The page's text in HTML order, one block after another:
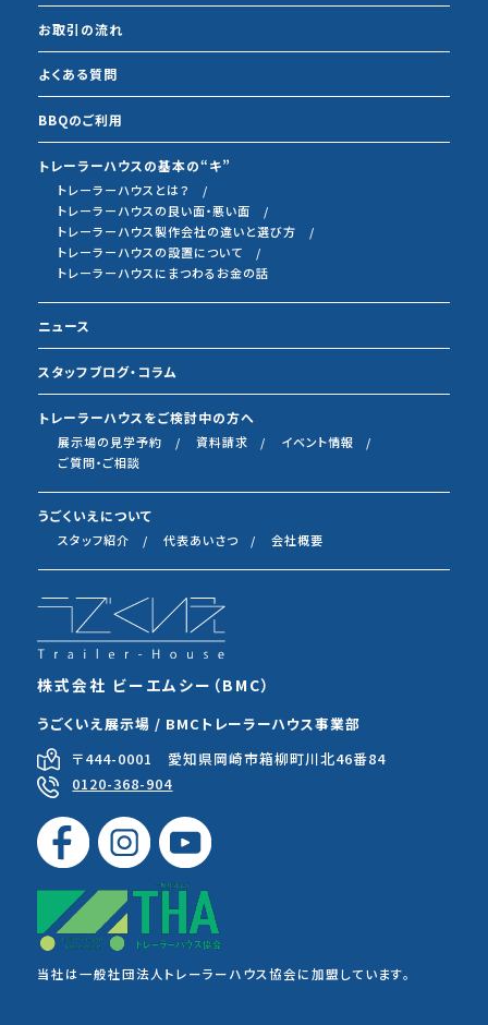
株式会社 ビーエムシー（BMC）
うごくいえ展示場 / BMCトレーラーハウス事業部
〒444-0001 愛知県岡崎市箱柳町川北46番84
0120-368-904
当社は一般社団法人トレーラーハウス協会に加盟しています。
お取引の流れ
よくある質問
BBQのご利用
トレーラーハウスの基本の“キ”
トレーラーハウスとは？
トレーラーハウスの良い面・悪い面
トレーラーハウス製作会社の違いと選び方
トレーラーハウスの設置について
トレーラーハウスにまつわるお金の話
ニュース
スタッフブログ・コラム
トレーラーハウスをご検討中の方へ
展示場の見学予約 資料請求
イベント情報
ご質問・ご相談
うごくいえについて
スタッフ紹介 代表あいさつ 会社概要